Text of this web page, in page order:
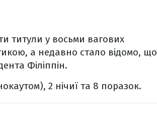
титули у восьми вагових
а недавно стало відомо, що
Філіппін.
2 нічиї та 8 поразок.